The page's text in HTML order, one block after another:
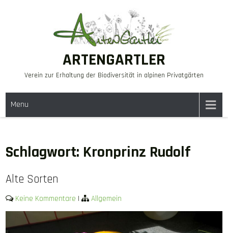
ARTENGARTLER
Verein zur Erhaltung der Biodiversität in alpinen Privatgärten
Menu
Schlagwort: Kronprinz Rudolf
Alte Sorten
Keine Kommentare | Allgemein